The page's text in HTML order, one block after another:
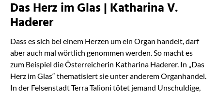
Das Herz im Glas | Katharina V.
Haderer
Dass es sich bei einem Herzen um ein Organ handelt, darf
aber auch mal wörtlich genommen werden. So macht es
zum Beispiel die Österreicherin Katharina Haderer. In „Das
Herz im Glas“ thematisiert sie unter anderem Organhandel.
In der Felsenstadt Terra Talioni tötet jemand Unschuldige,